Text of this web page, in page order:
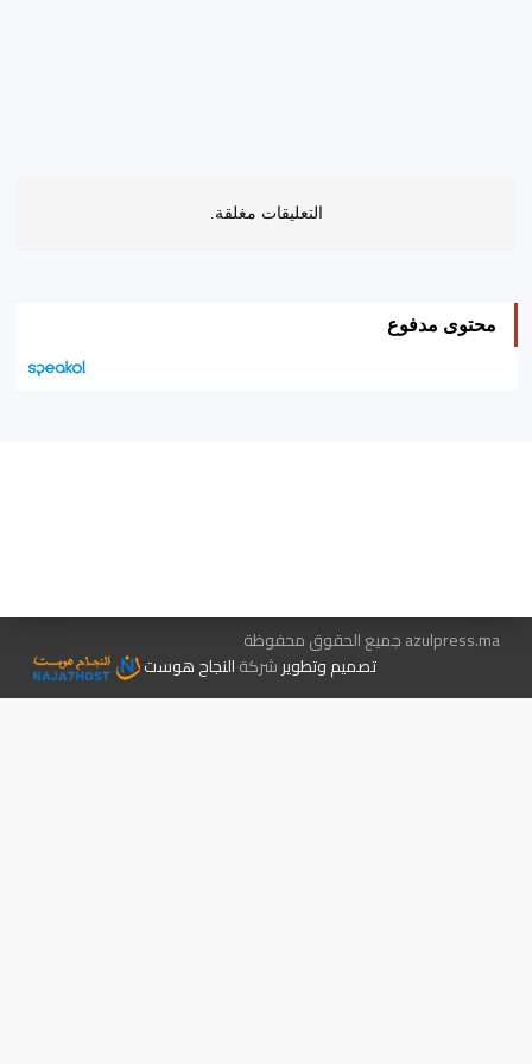
التعليقات مغلقة.
محتوى مدفوع
azulpress.ma جميع الحقوق محفوظة
تصميم وتطويرشركةالنجاح هوست